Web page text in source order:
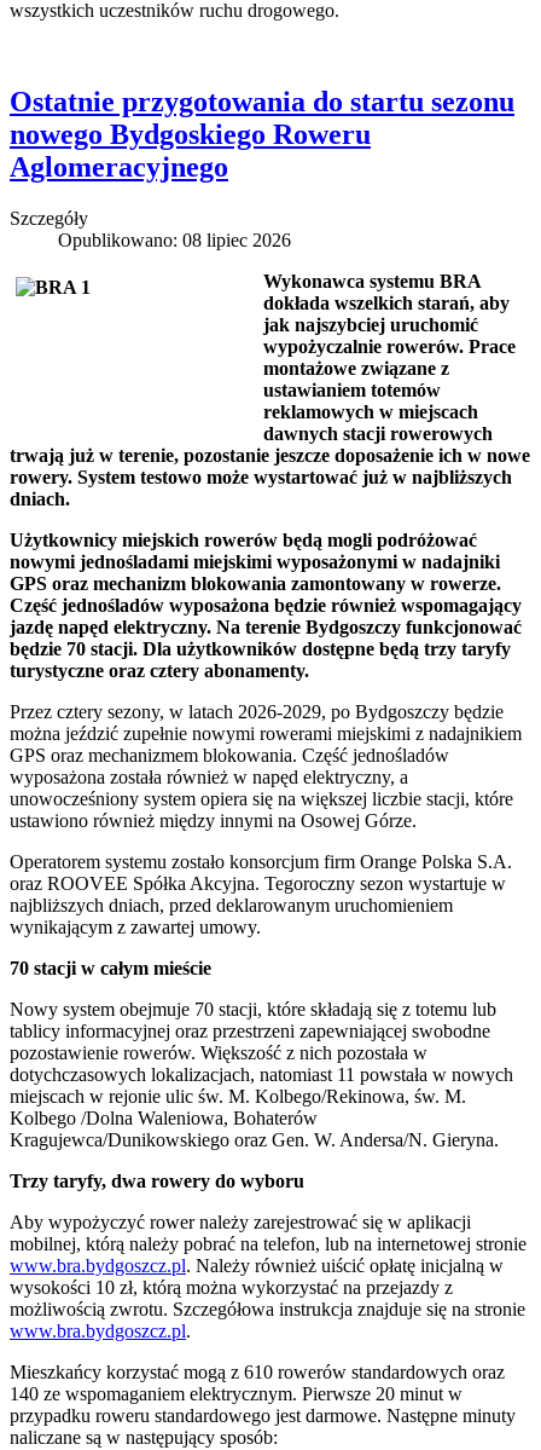
wszystkich uczestników ruchu drogowego.
Ostatnie przygotowania do startu sezonu
nowego Bydgoskiego Roweru
Aglomeracyjnego
Szczegóły
Opublikowano: 08 lipiec 2026
Wykonawca systemu BRA
dokłada wszelkich starań, aby
jak najszybciej uruchomić
wypożyczalnie rowerów. Prace
montażowe związane z
ustawianiem totemów
reklamowych w miejscach
dawnych stacji rowerowych
trwają już w terenie, pozostanie jeszcze doposażenie ich w nowe
rowery. System testowo może wystartować już w najbliższych
dniach.
Użytkownicy miejskich rowerów będą mogli podróżować
nowymi jednośladami miejskimi wyposażonymi w nadajniki
GPS oraz mechanizm blokowania zamontowany w rowerze.
Część jednośladów wyposażona będzie również wspomagający
jazdę napęd elektryczny. Na terenie Bydgoszczy funkcjonować
będzie 70 stacji. Dla użytkowników dostępne będą trzy taryfy
turystyczne oraz cztery abonamenty.
Przez cztery sezony, w latach 2026-2029, po Bydgoszczy będzie
można jeździć zupełnie nowymi rowerami miejskimi z nadajnikiem
GPS oraz mechanizmem blokowania. Część jednośladów
wyposażona została również w napęd elektryczny, a
unowocześniony system opiera się na większej liczbie stacji, które
ustawiono również między innymi na Osowej Górze.
Operatorem systemu zostało konsorcjum firm Orange Polska S.A.
oraz ROOVEE Spółka Akcyjna. Tegoroczny sezon wystartuje w
najbliższych dniach, przed deklarowanym uruchomieniem
wynikającym z zawartej umowy.
70 stacji w całym mieście
Nowy system obejmuje 70 stacji, które składają się z totemu lub
tablicy informacyjnej oraz przestrzeni zapewniającej swobodne
pozostawienie rowerów. Większość z nich pozostała w
dotychczasowych lokalizacjach, natomiast 11 powstała w nowych
miejscach w rejonie ulic św. M. Kolbego/Rekinowa, św. M.
Kolbego /Dolna Waleniowa, Bohaterów
Kragujewca/Dunikowskiego oraz Gen. W. Andersa/N. Gieryna.
Trzy taryfy, dwa rowery do wyboru
Aby wypożyczyć rower należy zarejestrować się w aplikacji
mobilnej, którą należy pobrać na telefon, lub na internetowej stronie
www.bra.bydgoszcz.pl. Należy również uiścić opłatę inicjalną w
wysokości 10 zł, którą można wykorzystać na przejazdy z
możliwością zwrotu. Szczegółowa instrukcja znajduje się na stronie
www.bra.bydgoszcz.pl.
Mieszkańcy korzystać mogą z 610 rowerów standardowych oraz
140 ze wspomaganiem elektrycznym. Pierwsze 20 minut w
przypadku roweru standardowego jest darmowe. Następne minuty
naliczane są w następujący sposób: